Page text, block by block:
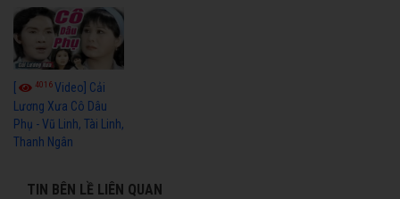
[ 4016Video] Cải
Lương Xưa Cô Dâu
Phụ - Vũ Linh, Tài Linh,
Thanh Ngân
TIN BÊN LỀ LIÊN QUAN